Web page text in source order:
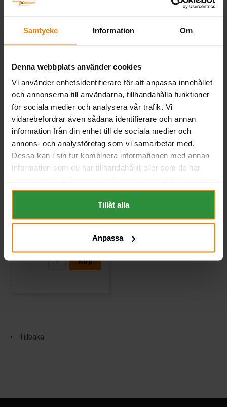
Samtycke Information Om
Denna webbplats använder cookies
Vi använder enhetsidentifierare för att anpassa innehållet
och annonserna till användarna, tillhandahålla funktioner
för sociala medier och analysera vår trafik. Vi
vidarebefordrar även sådana identifierare och annan
information från din enhet till de sociala medier och
annons- och analysföretag som vi samarbetar med.
Dessa kan i sin tur kombinera informationen med annan
information som du har tillhandahållit eller som de har
om "Cookies" och ditt val finner du på vår Cookie sida
längst ner i "footern" på sidan.
Tillåt alla
Anpassa
Liknande produkter och/eller tillbehör:
Bosch S4 12v 45Ah S4020
227
Köp
Tillbaka